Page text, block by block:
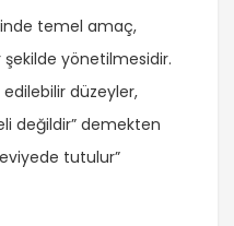
temel amaç,
yönetilmesidir.
düzeyler,
değildir” demekten
tutulur”